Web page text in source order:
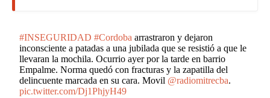
#INSEGURIDAD #Cordoba arrastraron y dejaron
inconsciente a patadas a una jubilada que se resistió a que le
llevaran la mochila. Ocurrio ayer por la tarde en barrio
Empalme. Norma quedó con fracturas y la zapatilla del
delincuente marcada en su cara. Movil @radiomitrecba.
pic.twitter.com/Dj1PhjyH49